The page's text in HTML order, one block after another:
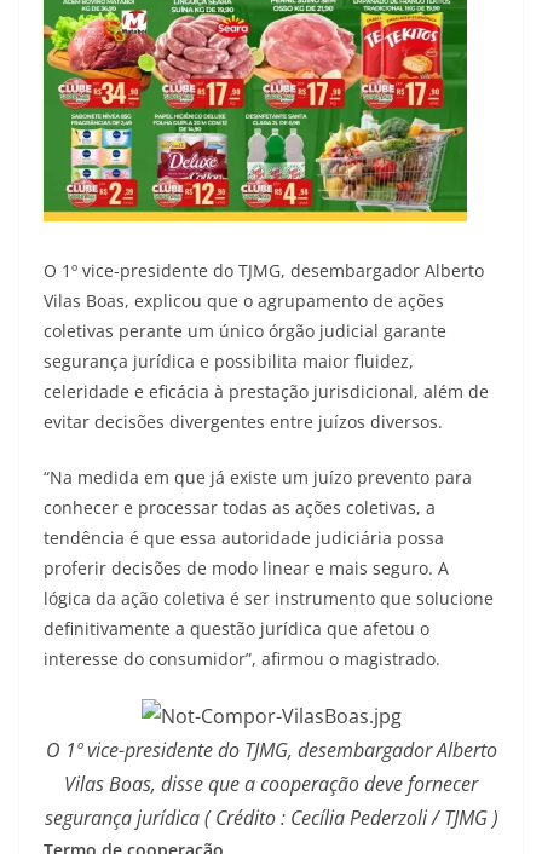
O 1º vice-presidente do TJMG, desembargador Alberto
Vilas Boas, explicou que o agrupamento de ações
coletivas perante um único órgão judicial garante
segurança jurídica e possibilita maior fluidez,
celeridade e eficácia à prestação jurisdicional, além de
evitar decisões divergentes entre juízos diversos.
“Na medida em que já existe um juízo prevento para
conhecer e processar todas as ações coletivas, a
tendência é que essa autoridade judiciária possa
proferir decisões de modo linear e mais seguro. A
lógica da ação coletiva é ser instrumento que solucione
definitivamente a questão jurídica que afetou o
interesse do consumidor”, afirmou o magistrado.
O 1º vice-presidente do TJMG, desembargador Alberto
Vilas Boas, disse que a cooperação deve fornecer
segurança jurídica ( Crédito : Cecília Pederzoli / TJMG )